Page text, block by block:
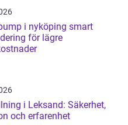
i nyköping smart
för lägre
i Leksand: Säkerhet,
och erfarenhet